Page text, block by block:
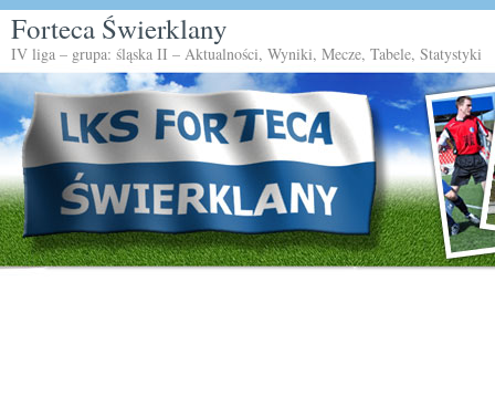
Forteca Świerklany
IV liga – grupa: śląska II – Aktualności, Wyniki, Mecze, Tabele, Statystyki